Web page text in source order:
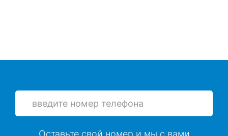
Оставьте свой номер и мы с вами